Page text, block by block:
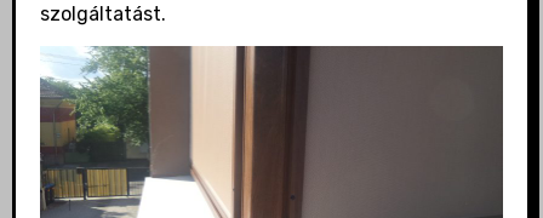
szolgáltatást.